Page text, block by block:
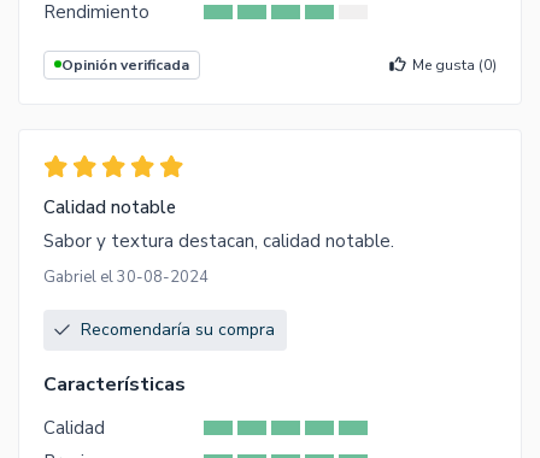
Rendimiento
Opinión verificada Me gusta (0)
Calidad notable
Sabor y textura destacan, calidad notable.
Gabriel el 30-08-2024
Recomendaría su compra
Características
Calidad